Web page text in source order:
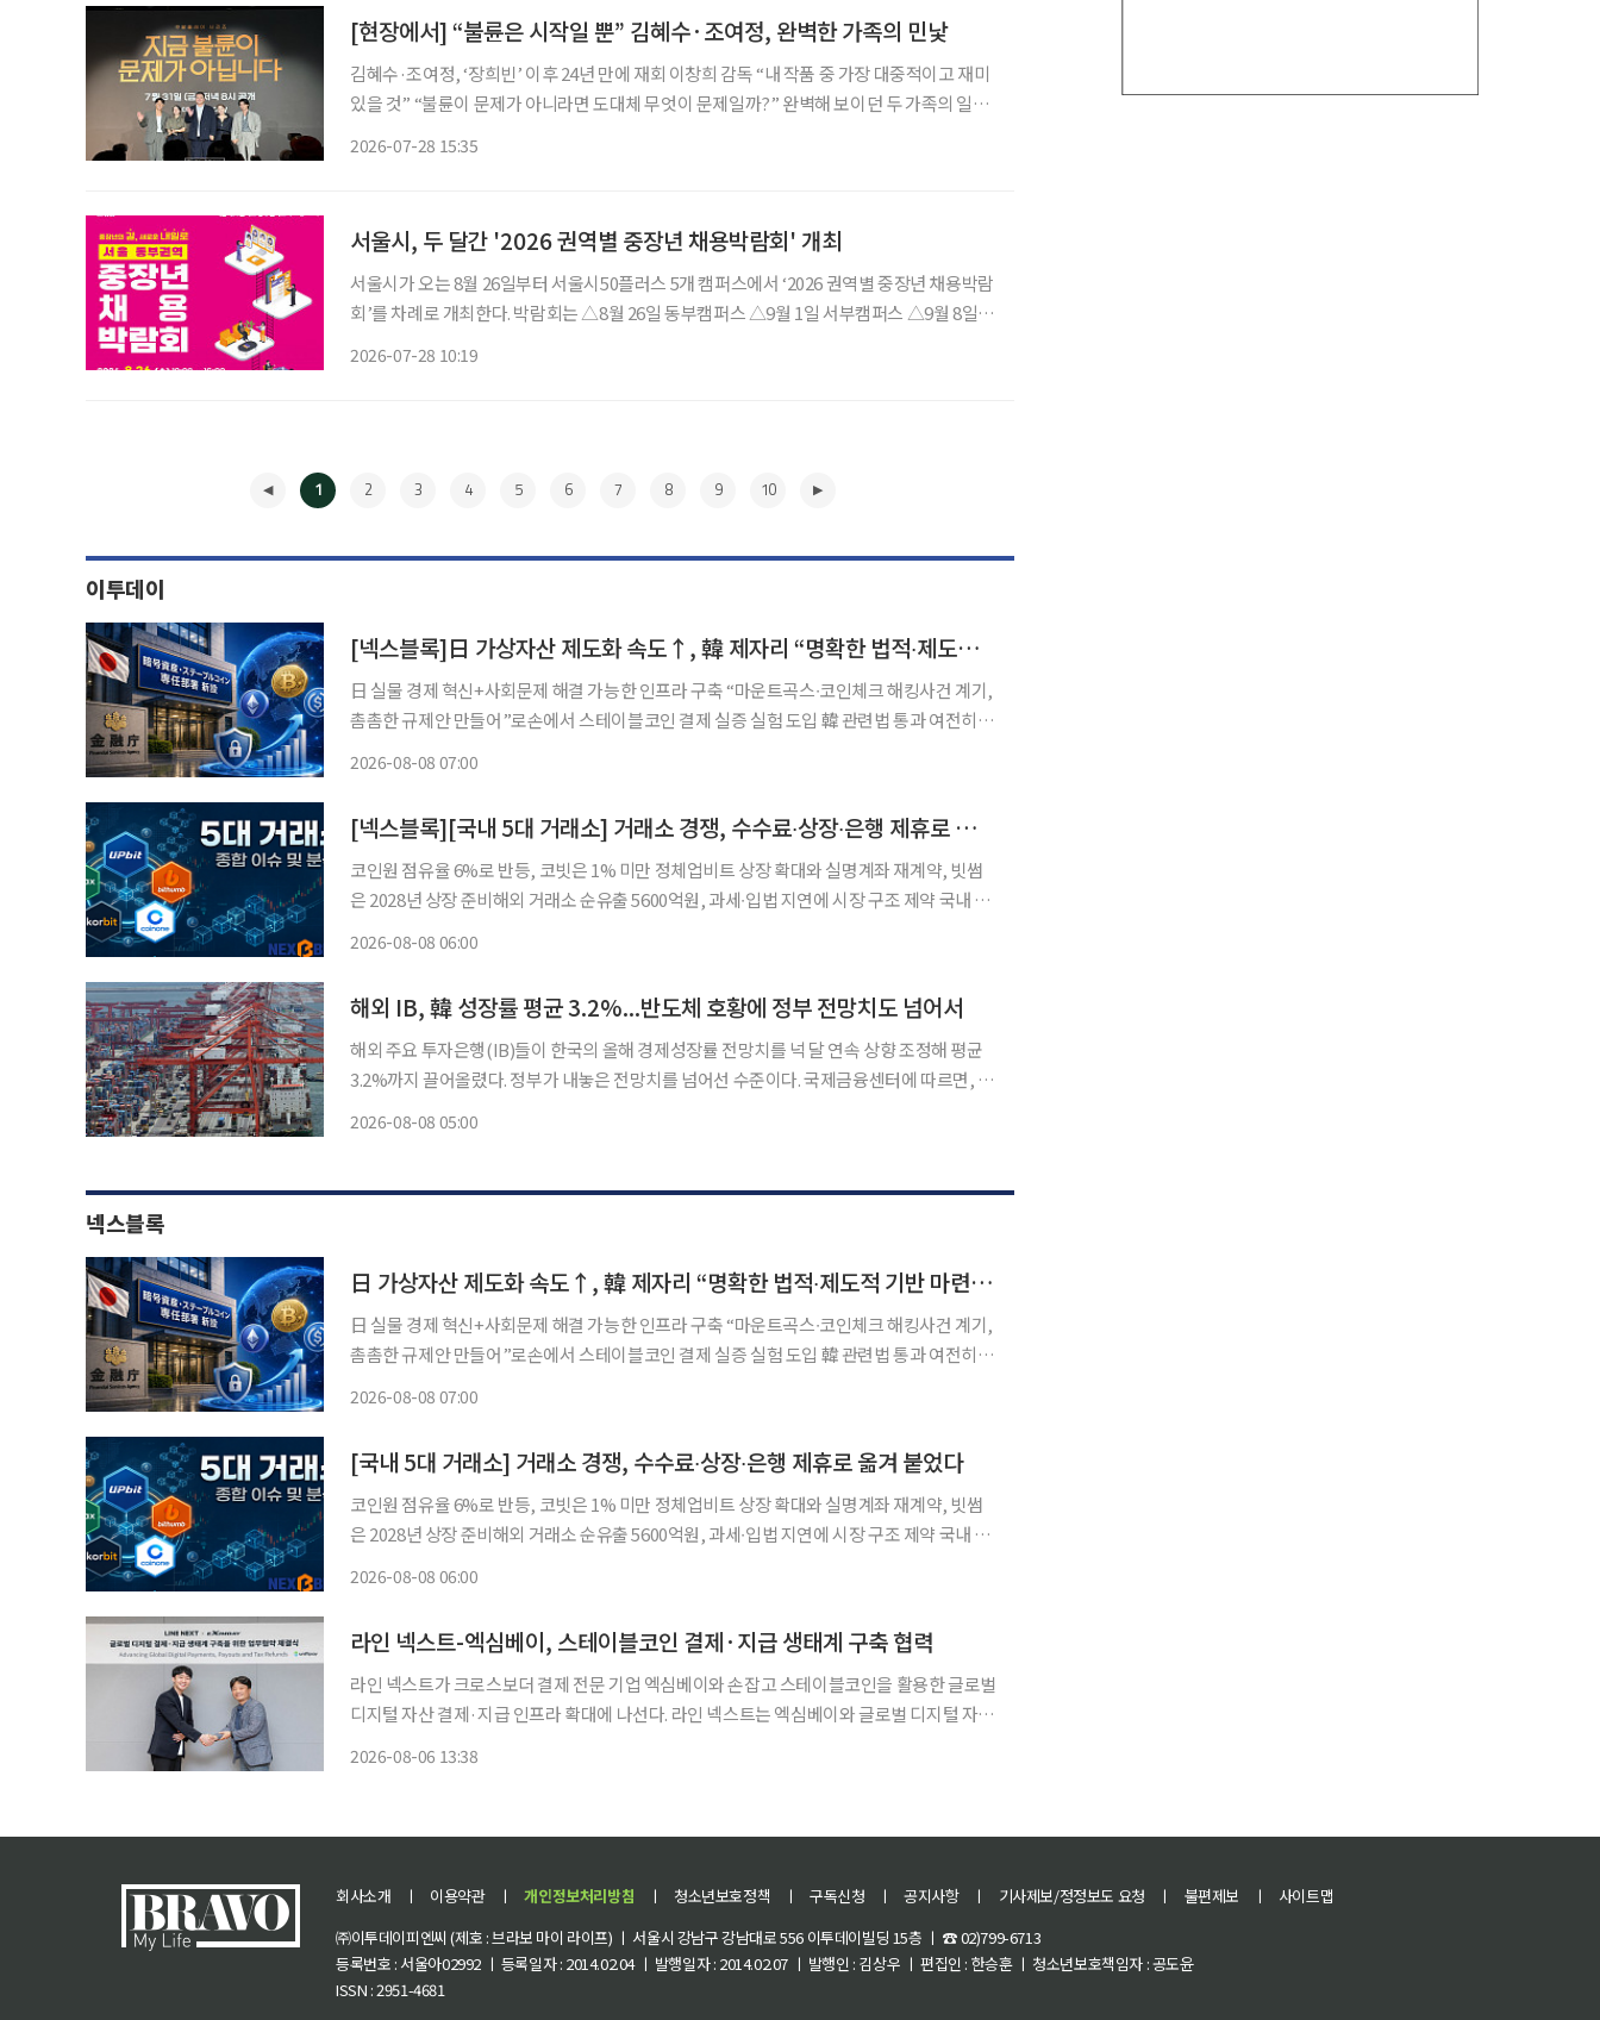
[현장에서] “불륜은 시작일 뿐” 김혜수·조여정, 완벽한 가족의 민낯
김혜수·조여정, ‘장희빈’ 이후 24년 만에 재회 이창희 감독 “내 작품 중 가장 대중적이고 재미
있을 것” “불륜이 문제가 아니라면 도대체 무엇이 문제일까?” 완벽해 보이던 두 가족의 일상
2026-07-28 15:35
서울시, 두 달간 '2026 권역별 중장년 채용박람회' 개최
서울시가 오는 8월 26일부터 서울시50플러스 5개 캠퍼스에서 ‘2026 권역별 중장년 채용박람
회’를 차례로 개최한다. 박람회는 △8월 26일 동부캠퍼스 △9월 1일 서부캠퍼스 △9월 8일
2026-07-28 10:19
1 2 3 4 5 6 7 8 9 10
이투데이
[넥스블록]日 가상자산 제도화 속도↑, 韓 제자리 “명확한 법적∙제도적 기반 마련 시급”
日 실물 경제 혁신+사회문제 해결 가능한 인프라 구축 “마운트곡스∙코인체크 해킹사건 계기,
촘촘한 규제안 만들어”로손에서 스테이블코인 결제 실증 실험 도입 韓 관련법 통과 여전히 미
2026-08-08 07:00
[넥스블록][국내 5대 거래소] 거래소 경쟁, 수수료∙상장∙은행 제휴로 옮겨 붙었다
코인원 점유율 6%로 반등, 코빗은 1% 미만 정체업비트 상장 확대와 실명계좌 재계약, 빗썸
은 2028년 상장 준비해외 거래소 순유출 5600억원, 과세∙입법 지연에 시장 구조 제약 국내 주
2026-08-08 06:00
해외 IB, 韓 성장률 평균 3.2%...반도체 호황에 정부 전망치도 넘어서
해외 주요 투자은행(IB)들이 한국의 올해 경제성장률 전망치를 넉 달 연속 상향 조정해 평균
3.2%까지 끌어올렸다. 정부가 내놓은 전망치를 넘어선 수준이다. 국제금융센터에 따르면, 지
2026-08-08 05:00
넥스블록
日 가상자산 제도화 속도↑, 韓 제자리 “명확한 법적∙제도적 기반 마련 시급”
日 실물 경제 혁신+사회문제 해결 가능한 인프라 구축 “마운트곡스∙코인체크 해킹사건 계기,
촘촘한 규제안 만들어”로손에서 스테이블코인 결제 실증 실험 도입 韓 관련법 통과 여전히 미
2026-08-08 07:00
[국내 5대 거래소] 거래소 경쟁, 수수료∙상장∙은행 제휴로 옮겨 붙었다
코인원 점유율 6%로 반등, 코빗은 1% 미만 정체업비트 상장 확대와 실명계좌 재계약, 빗썸
은 2028년 상장 준비해외 거래소 순유출 5600억원, 과세∙입법 지연에 시장 구조 제약 국내 주
2026-08-08 06:00
라인 넥스트-엑심베이, 스테이블코인 결제·지급 생태계 구축 협력
라인 넥스트가 크로스보더 결제 전문 기업 엑심베이와 손잡고 스테이블코인을 활용한 글로벌
디지털 자산 결제·지급 인프라 확대에 나선다. 라인 넥스트는 엑심베이와 글로벌 디지털 자산
2026-08-06 13:38
회사소개 ㅣ 이용약관 ㅣ 개인정보처리방침 ㅣ 청소년보호정책 ㅣ 구독신청 ㅣ 공지사항 ㅣ 기사제보/정정보도 요청 ㅣ 불편제보 ㅣ
사이트맵
㈜이투데이피엔씨 (제호 : 브라보 마이 라이프) ㅣ 서울시 강남구 강남대로 556 이투데이빌딩 15층 ㅣ ☎ 02)799-6713
등록번호 : 서울아02992 ㅣ 등록일자 : 2014.02.04 ㅣ 발행일자 : 2014.02.07 ㅣ 발행인 : 김상우 ㅣ 편집인 : 한승훈 ㅣ 청소년보호책임자 : 공도윤
ISSN : 2951-4681